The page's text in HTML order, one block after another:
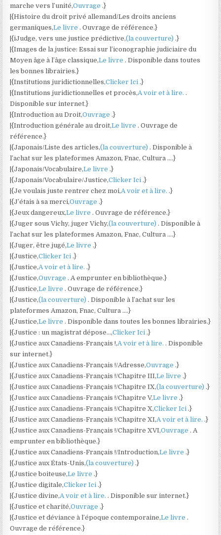
marche vers l’unité,Ouvrage.}
|{Histoire du droit privé allemand/Les droits anciens
germaniques,Le livre. Ouvrage de référence.}
|{iJudge, vers une justice prédictive,(la couverture).}
|{Images de la justice: Essai sur l’iconographie judiciaire du
Moyen âge à l’âge classique,Le livre. Disponible dans toutes
les bonnes librairies.}
|{Institutions juridictionnelles,Clicker Ici.}
|{Institutions juridictionnelles et procès,A voir et à lire..
Disponible sur internet.}
|{Introduction au Droit,Ouvrage.}
|{Introduction générale au droit,Le livre. Ouvrage de
référence.}
|{Japonais/Liste des articles,(la couverture). Disponible à
l’achat sur les plateformes Amazon, Fnac, Cultura ….}
|{Japonais/Vocabulaire,Le livre.}
|{Japonais/Vocabulaire/Justice,Clicker Ici.}
|{Je voulais juste rentrer chez moi,A voir et à lire..}
|{J’étais à sa merci,Ouvrage.}
|{Jeux dangereux,Le livre. Ouvrage de référence.}
|{Juger sous Vichy, juger Vichy,(la couverture). Disponible à
l’achat sur les plateformes Amazon, Fnac, Cultura ….}
|{Juger, être jugé,Le livre.}
|{Justice,Clicker Ici.}
|{Justice,A voir et à lire..}
|{Justice,Ouvrage. A emprunter en bibliothèque.}
|{Justice,Le livre. Ouvrage de référence.}
|{Justice,(la couverture). Disponible à l’achat sur les
plateformes Amazon, Fnac, Cultura ….}
|{Justice,Le livre. Disponible dans toutes les bonnes librairies.}
|{Justice : un magistrat dépose…,Clicker Ici.}
|{Justice aux Canadiens-Français !,A voir et à lire.. Disponible
sur internet.}
|{Justice aux Canadiens-Français !/Adresse,Ouvrage.}
|{Justice aux Canadiens-Français !/Chapitre III,Le livre.}
|{Justice aux Canadiens-Français !/Chapitre IX,(la couverture).}
|{Justice aux Canadiens-Français !/Chapitre V,Le livre.}
|{Justice aux Canadiens-Français !/Chapitre X,Clicker Ici.}
|{Justice aux Canadiens-Français !/Chapitre XI,A voir et à lire..}
|{Justice aux Canadiens-Français !/Chapitre XVI,Ouvrage. A
emprunter en bibliothèque.}
|{Justice aux Canadiens-Français !/Introduction,Le livre.}
|{Justice aux États-Unis,(la couverture).}
|{Justice boiteuse,Le livre.}
|{Justice digitale,Clicker Ici.}
|{Justice divine,A voir et à lire.. Disponible sur internet.}
|{Justice et charité,Ouvrage.}
|{Justice et déviance à l’époque contemporaine,Le livre.
Ouvrage de référence.}